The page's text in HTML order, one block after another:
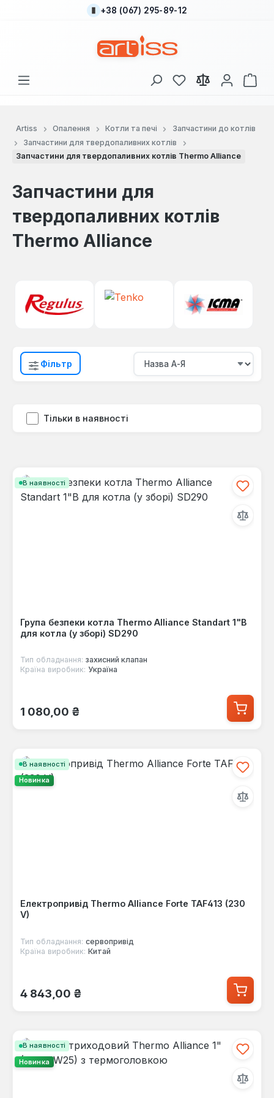
Перейти до основного вмісту
+38 (067) 295-89-12
У вас є 0 у списку
Artiss Опалення Котли та печі
Запчастини до котлів
Запчастини для твердопаливних котлів
Запчастини для твердопаливних котлів Thermo Alliance
Запчастини для
твердопаливних котлів
Thermo Alliance
Фільтр
Тільки в наявності
В наявності
Група безпеки котла Thermo Alliance Standart 1"В
для котла (у зборі) SD290
Тип обладнання: захисний клапан
Країна виробник: Україна
Звичайна ціна:
1 080,00 ₴
В наявності
Новинка
Електропривід Thermo Alliance Forte TAF413 (230
V)
Тип обладнання: сервопривід
Країна виробник: Китай
Звичайна ціна:
4 843,00 ₴
В наявності
Новинка